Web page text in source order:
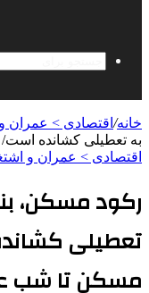
خانه/ اقتصادی > عمران
به تعطیلی کشانده
اقتصادی > عمران و
رکود مسکن،
تعطیلی
مسکن تا شب